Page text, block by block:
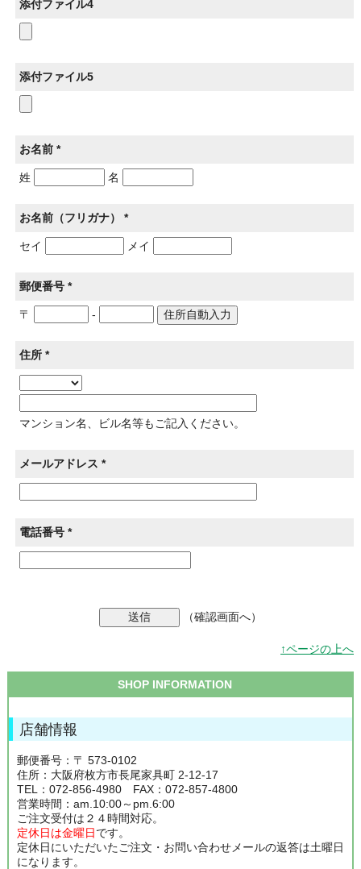
添付ファイル4
添付ファイル5
お名前 *
姓 名
お名前（フリガナ） *
セイ メイ
郵便番号 *
〒 -
住所 *
マンション名、ビル名等もご記入ください。
メールアドレス *
電話番号 *
（確認画面へ）
↑ページの上へ
SHOP INFORMATION
店舗情報
郵便番号：〒 573-0102
住所：大阪府枚方市長尾家具町 2-12-17
TEL：072-856-4980 FAX：072-857-4800
営業時間：am.10:00～pm.6:00
ご注文受付は２４時間対応。
定休日は金曜日です。
定休日にいただいたご注文・お問い合わせメールの返答は土曜日
になります。